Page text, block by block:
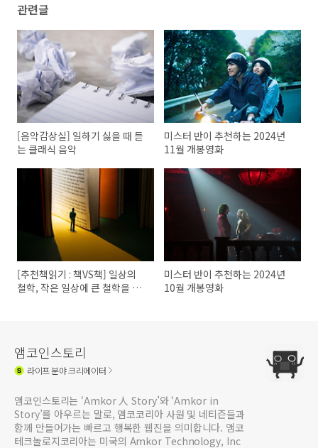
관련글
[음악감상실] 일하기 싫을 때 듣
는 클래식 음악
미스터 반이 추천하는 2024년
11월 개봉영화
[추천책읽기 : 책VS책] 일상의
철학, 작은 일상에 큰 철학을 녹
미스터 반이 추천하는 2024년
10월 개봉영화
앰코인스토리
라이프분야 크리에이터
앰코인스토리는 ‘Amkor 人 Story’와 ‘Amkor in
Story’를 아우르는 말로, 앰코코리아 사원 및 네티즌들과
함께 만들어가는 빠르고 행복한 웹진을 의미합니다. 앰코
테크놀로지코리아는 미국의 Amkor Technology, Inc